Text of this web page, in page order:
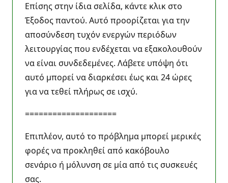
Επίσης στην ίδια σελίδα, κάντε κλικ στο
Έξοδος παντού. Αυτό προορίζεται για την
αποσύνδεση τυχόν ενεργών περιόδων
λειτουργίας που ενδέχεται να εξακολουθούν
να είναι συνδεδεμένες. Λάβετε υπόψη ότι
αυτό μπορεί να διαρκέσει έως και 24 ώρες
για να τεθεί πλήρως σε ισχύ.
====================
Επιπλέον, αυτό το πρόβλημα μπορεί μερικές
φορές να προκληθεί από κακόβουλο
σενάριο ή μόλυνση σε μία από τις συσκευές
σας.